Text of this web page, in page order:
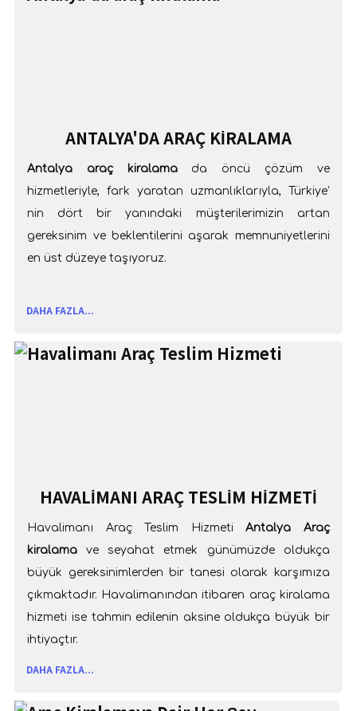
ANTALYA'DA ARAÇ KIRALAMA
Antalya araç kiralamada öncü çözüm ve
hizmetleriyle, fark yaratan uzmanlıklarıyla, Türkiye’
nin dört bir yanındaki müşterilerimizin artan
gereksinim ve beklentilerini aşarak memnuniyetlerini
en üst düzeye taşıyoruz.
DAHA FAZLA...
HAVALIMANI ARAÇ TESLIM HIZMETI
Havalimanı Araç Teslim HizmetiAntalya Araç
kiralama ve seyahat etmek günümüzde oldukça
büyük gereksinimlerden bir tanesi olarak karşımıza
çıkmaktadır. Havalimanından itibaren araç kiralama
hizmeti ise tahmin edilenin aksine oldukça büyük bir
ihtiyaçtır.
DAHA FAZLA...